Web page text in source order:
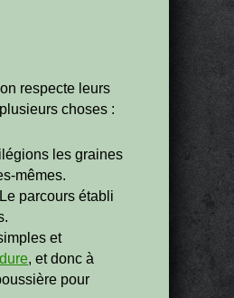
respecte leurs
choses :
les graines
mêmes.
parcours établi
et
, et donc à
pour